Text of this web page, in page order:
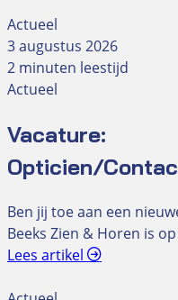
Actueel
3 augustus 2026
2 minuten leestijd
Actueel
Vacature:
Opticien/
Ben jij toe aan een
Beeks Zien & Horen is
Lees artikel